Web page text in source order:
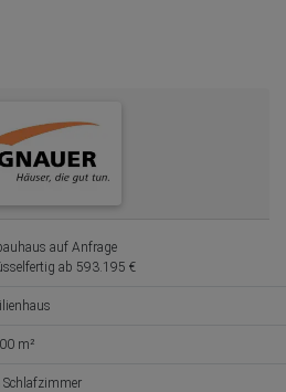
auf Anfrage
ab 593.195 €
m²